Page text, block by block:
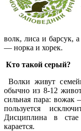
волк, лиса и барсук,
— норка и хорек.
Кто такой серый?
Волки живут
обычно из 8-12
сильная пара: вожак
пользуется
Дисциплина в стае
карается.